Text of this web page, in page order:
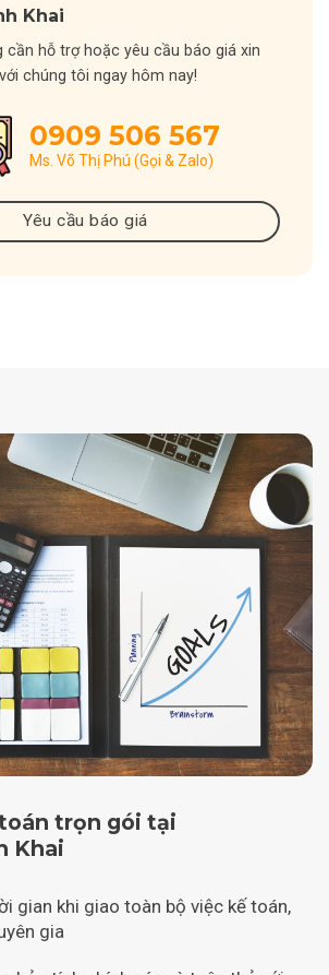
Khai
cần hỗ trợ hoặc yêu cầu báo giá xin
chúng tôi ngay hôm nay!
0909 506 567
Ms. Võ Thị Phú (Gọi & Zalo)
Yêu cầu báo giá
trọn gói tại
Khai
gian khi giao toàn bộ việc kế toán,
gia